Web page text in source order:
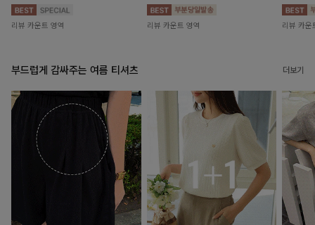
리뷰 카운트 영역 리뷰 카운트 영역 리뷰 카운
부드럽게 감싸주는 여름 티셔츠 더보기